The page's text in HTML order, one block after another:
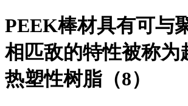
PEEK棒材具有可与
相匹敌的特性被称为
热塑性树脂（8）